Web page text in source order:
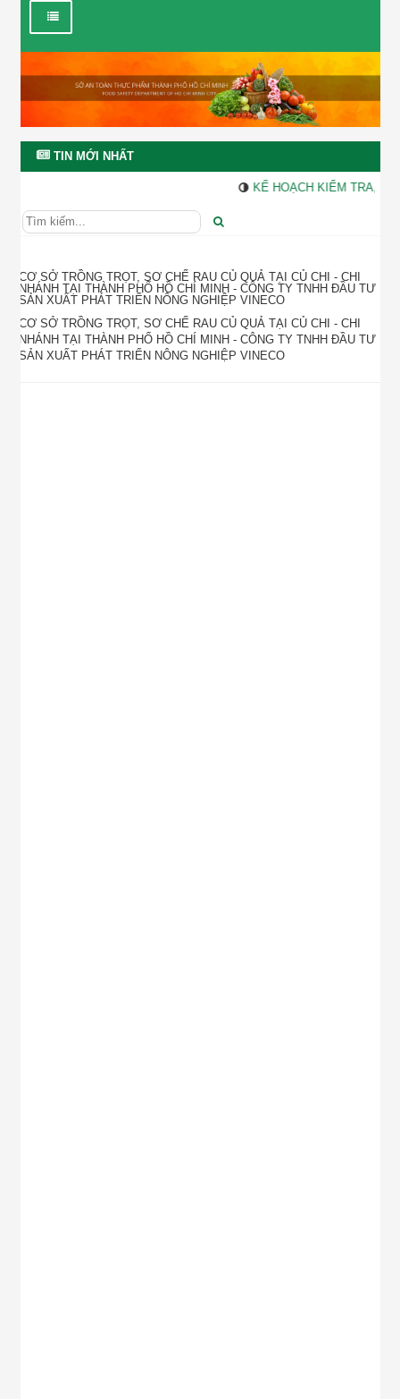
SỞ AN TOÀN THỰC PHẨM TP. HỒ CHÍ MINH
Trang web của Sở An toàn thực phẩm thành phố Hồ Chí Minh có
thể được truy cập bằng 2 địa chỉhttp://sattp.hochiminhcity.gov.vn/
Trang thông tin điện tử của Sở An toàn thực phẩm thành phố Hồ
Chí Minh mới được xây dựng nên không tránh khỏi những thiếu
sót. Quý khách nếu thấy có điểm sơ suất, chưa chính xác, vui lòng
thông báo đến số điện thoại (028)-36009323 hoặc gửi email đến
, Xin cám ơn Quý khách.
TIN MỚI NHẤT
KẾ HOẠCH KIỂM TRA,
CƠ SỞ TRỒNG TRỌT, SƠ CHẾ RAU CỦ QUẢ TẠI CỦ CHI - CHI
NHÁNH TẠI THÀNH PHỐ HỒ CHÍ MINH - CÔNG TY TNHH ĐẦU TƯ
SẢN XUẤT PHÁT TRIỂN NÔNG NGHIỆP VINECO
CƠ SỞ TRỒNG TRỌT, SƠ CHẾ RAU CỦ QUẢ TẠI CỦ CHI - CHI
NHÁNH TẠI THÀNH PHỐ HỒ CHÍ MINH - CÔNG TY TNHH ĐẦU TƯ
SẢN XUẤT PHÁT TRIỂN NÔNG NGHIỆP VINECO